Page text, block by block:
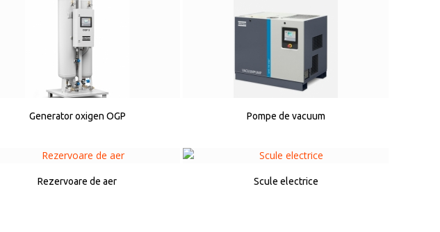
Generator oxigen OGP Pompe de vacuum
Rezervoare de aer Scule electrice